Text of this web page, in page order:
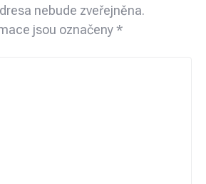
nebude zveřejněna.
jsou označeny*